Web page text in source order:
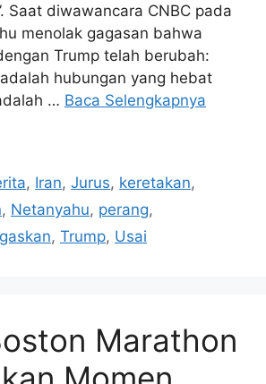
Saat diwawancara CNBC pada
menolak gagasan bahwa
Trump telah berubah:
hubungan yang hebat
… Baca Selengkapnya
, Iran,Jurus, keretakan,
, Netanyahu, perang,
, Trump, Usai
Marathon